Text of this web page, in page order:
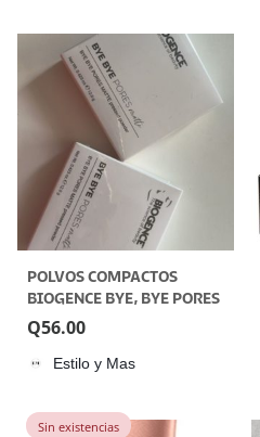
POLVOS COMPACTOS
BIOGENCE BYE, BYE PORES
MATTE
Q56.00
Estilo y Mas
Sin existencias